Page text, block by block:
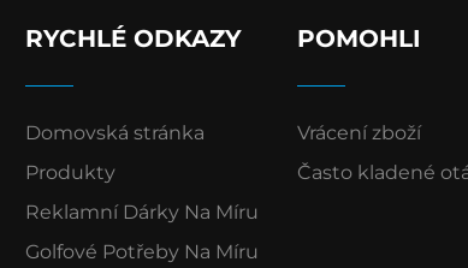
RYCHLÉ ODKAZY
Domovská stránka
Produkty
Reklamní Dárky Na Míru
Golfové Potřeby Na Míru
POMOHLI
Vrácení zboží
Často kladené